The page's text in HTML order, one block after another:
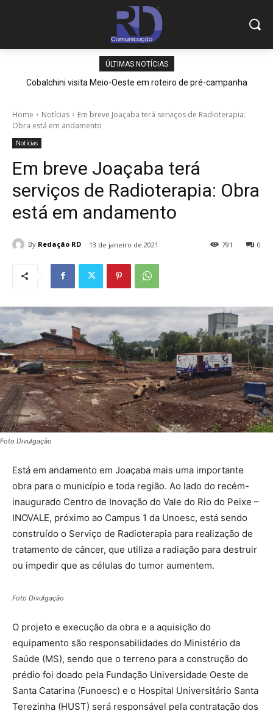
ÚLTIMAS NOTÍCIAS
Cobalchini visita Meio-Oeste em roteiro de pré-campanha
Home Notícias
Em breve Joaçaba terá serviços de Radioterapia:
Obra está em andamento
Notícias
Em breve Joaçaba terá
serviços de Radioterapia: Obra
está em andamento
By Redação RD 13 de janeiro de 2021 0
791
Foto Divulgação
Está em andamento em Joaçaba mais uma importante
obra para o município e toda região. Ao lado do recém-
inaugurado Centro de Inovação do Vale do Rio do Peixe –
INOVALE, próximo ao Campus 1 da Unoesc, está sendo
construído o Serviço de Radioterapia para realização de
tratamento de câncer, que utiliza a radiação para destruir
ou impedir que as células do tumor aumentem.
Foto Divulgação
O projeto e execução da obra e a aquisição do
equipamento são responsabilidades do Ministério da
Saúde (MS), sendo que o terreno para a construção do
prédio foi doado pela Fundação Universidade Oeste de
Santa Catarina (Funoesc) e o Hospital Universitário Santa
Terezinha (HUST) será responsável pela contratação dos